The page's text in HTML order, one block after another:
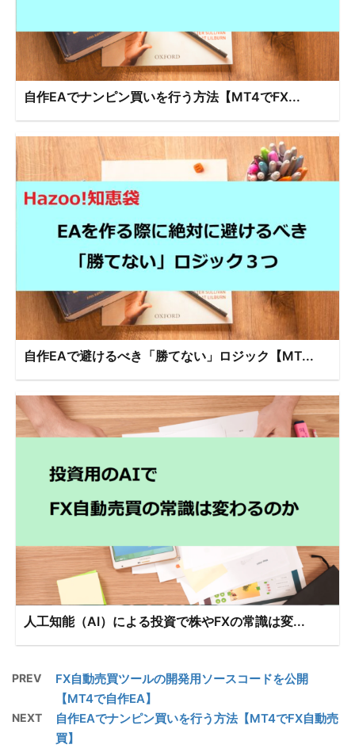
自作EAでナンピン買いを行う方法【MT4でFX...
自作EAで避けるべき「勝てない」ロジック【MT...
人工知能（AI）による投資で株やFXの常識は変...
PREV
FX自動売買ツールの開発用ソースコードを公開
【MT4で自作EA】
NEXT
自作EAでナンピン買いを行う方法【MT4でFX自動売
買】